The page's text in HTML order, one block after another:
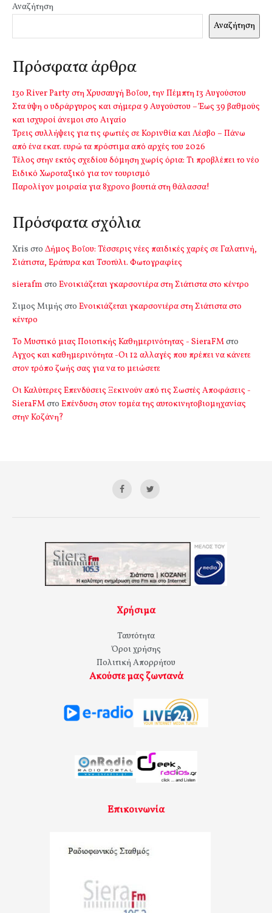
Αναζήτηση
Αναζήτηση
Πρόσφατα άρθρα
13o River Party στη Χρυσαυγή Βοΐου, την Πέμπτη 13 Αυγούστου
Στα ύψη ο υδράργυρος και σήμερα 9 Αυγούστου – Έως 39 βαθμούς
και ισχυροί άνεμοι στο Αιγαίο
Τρεις συλλήψεις για τις φωτιές σε Κορινθία και Λέσβο – Πάνω
από ένα εκατ. ευρώ τα πρόστιμα από αρχές του 2026
Τέλος στην εκτός σχεδίου δόμηση χωρίς όρια: Τι προβλέπει το νέο
Ειδικό Χωροταξικό για τον τουρισμό
Παρολίγον μοιραία για 8χρονο βουτιά στη θάλασσα!
Πρόσφατα σχόλια
Xris στο Δήμος Βοΐου: Τέσσερις νέες παιδικές χαρές σε Γαλατινή,
Σιάτιστα, Εράτυρα και Τσοτύλι. Φωτογραφίες
sierafm στο Ενοικιάζεται γκαρσονιέρα στη Σιάτιστα στο κέντρο
Σιμος Μιμής στο Ενοικιάζεται γκαρσονιέρα στη Σιάτιστα στο
κέντρο
Το Μυστικό μιας Ποιοτικής Καθημερινότητας - SieraFMστο
Αγχος και καθημερινότητα -Οι 12 αλλαγές που πρέπει να κάνετε
στον τρόπο ζωής σας για να το μειώσετε
Οι Καλύτερες Επενδύσεις Ξεκινούν από τις Σωστές Αποφάσεις -
SieraFMστο Επένδυση στον τομέα της αυτοκινητοβιομηχανίας
στην Κοζάνη?
Χρήσιμα
Ταυτότητα
Όροι χρήσης
Πολιτική Απορρήτου
Ακούστε μας ζωντανά
Επικοινωνία